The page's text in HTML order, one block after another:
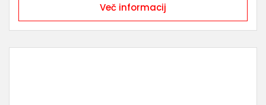
Več informacij